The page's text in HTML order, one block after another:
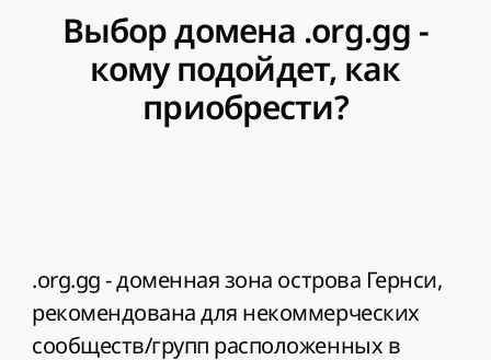
Выбор домена .org.gg -
кому подойдет, как
приобрести?
.org.gg - доменная зона острова Гернси,
рекомендована для некоммерческих
сообществ/групп расположенных в